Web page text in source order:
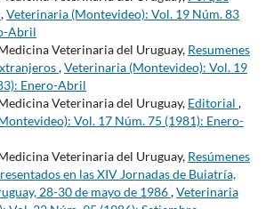
,Veterinaria (Montevideo): Vol. 19 Núm. 83
Abril
Veterinaria del Uruguay, Resumenes
,Veterinaria (Montevideo): Vol. 19
Enero-Abril
Veterinaria del Uruguay, Editorial ,
Vol. 17 Núm. 75 (1981): Enero-
Veterinaria del Uruguay, Resúmenes
en las XIV Jornadas de Buiatría,
28-30 de mayo de 1986,Veterinaria